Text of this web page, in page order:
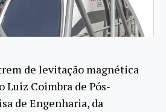
de levitação magnética
Coimbra de Pós-
de Engenharia, da